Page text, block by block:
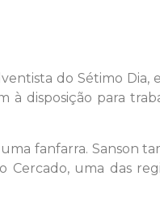
do Sétimo Dia,
à disposição para
fanfarra. Sanson
uma das